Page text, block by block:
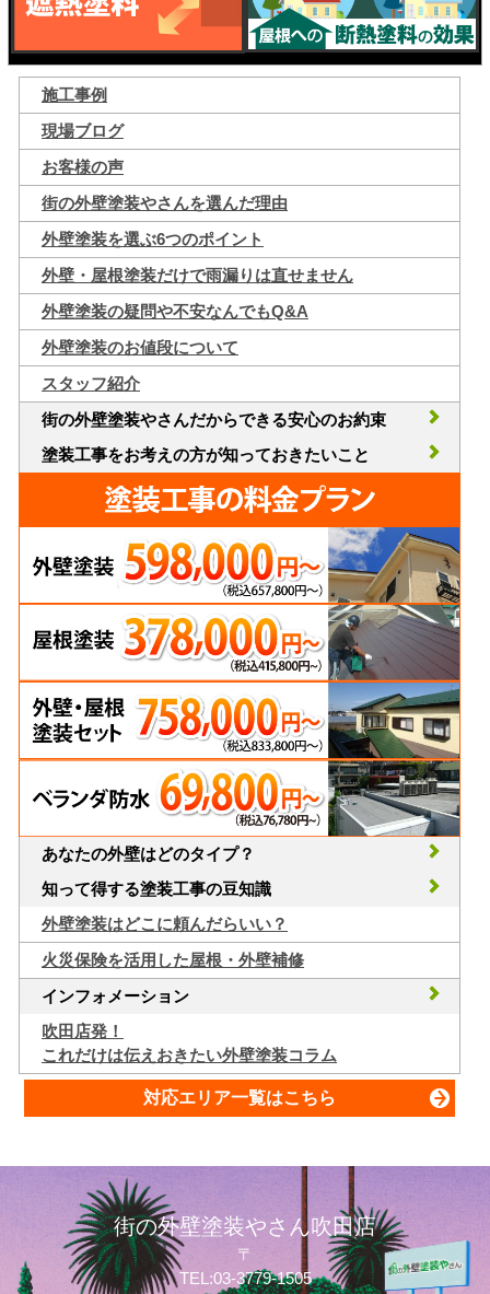
施工事例
現場ブログ
お客様の声
街の外壁塗装やさんを選んだ理由
外壁塗装を選ぶ6つのポイント
外壁・屋根塗装だけで雨漏りは直せません
外壁塗装の疑問や不安なんでもQ&A
外壁塗装のお値段について
スタッフ紹介
街の外壁塗装やさんだからできる安心のお約束
塗装工事をお考えの方が知っておきたいこと
あなたの外壁はどのタイプ？
知って得する塗装工事の豆知識
外壁塗装はどこに頼んだらいい？
火災保険を活用した屋根・外壁補修
インフォメーション
吹田店発！
これだけは伝えおきたい外壁塗装コラム
対応エリア一覧はこちら
街の外壁塗装やさん吹田店
〒
TEL:03-3779-1505